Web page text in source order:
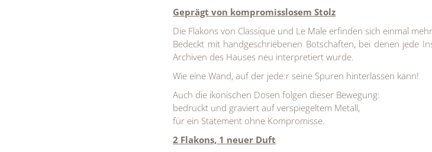
Geprägt von kompromisslosem Stolz
Die Flakons von Classique und Le Male erfinden sich einmal
Bedeckt mit handgeschriebenen Botschaften, bei denen jede
Archiven des Hauses neu interpretiert wurde.
Wie eine Wand, auf der jede:r seine Spuren hinterlassen kann!
Auch die ikonischen Dosen folgen dieser Bewegung:
bedruckt und graviert auf verspiegeltem Metall,
für ein Statement ohne Kompromisse.
2 Flakons, 1 neuer Duft